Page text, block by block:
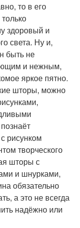
то в его
здоровый и
света. Ну и,
быть не
и нежным,
яркое пятно.
шторы, можно
рисунком
творческого
шторы с
и шнурками,
обязательно
а это не всегда
надёжно или